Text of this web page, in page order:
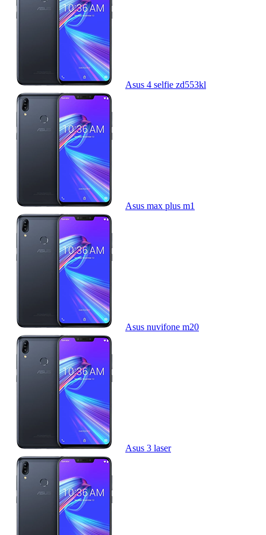
Asus 4 selfie zd553kl
Asus max plus m1
Asus nuvifone m20
Asus 3 laser